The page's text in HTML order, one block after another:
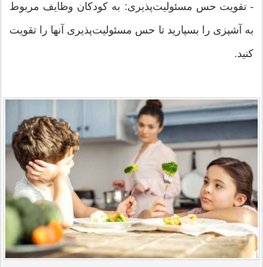
- تقویت حس مسئولیت‌پذیری: به کودکان وظایف مربوط
به آشپزی را بسپارید تا حس مسئولیت‌پذیری آنها را تقویت
کنید.